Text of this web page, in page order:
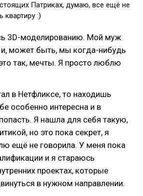
Патриках, думаю, все ещё не
квартиру :)
3D-моделированию. Мой муж
может быть, мы когда-нибудь
так, мечты. Я просто люблю
в Нетфликсе, то находишь
особенно интересна и в
Я нашла для себя такую,
но это пока секрет, я
ещё не говорила. У меня пока
и я стараюсь
проектах, которые
в нужном направлении.